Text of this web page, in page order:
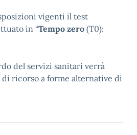
vigenti il test
in “Tempo zero (T0):
servizi sanitari verrà
di ricorso a forme alternative di